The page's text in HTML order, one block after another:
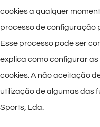
cookies a qualquer
processo de configuração
Esse processo pode ser
explica como configurar
cookies. A não aceitação
utilização de algumas das
Sports, Lda.